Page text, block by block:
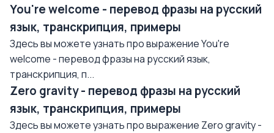
You're welcome - перевод фразы на русский
язык, транскрипция, примеры
Здесь вы можете узнать про выражение You're
welcome - перевод фразы на русский язык,
транскрипция, п...
Zero gravity - перевод фразы на русский
язык, транскрипция, примеры
Здесь вы можете узнать про выражение Zero gravity -